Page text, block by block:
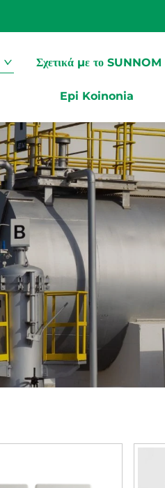
Σχετικά με το SUNNOM
Epi Koinonia